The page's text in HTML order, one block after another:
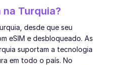
na Turquia?
desde que seu
eSIM e desbloqueado. As
suportam a tecnologia
em todo o país. No